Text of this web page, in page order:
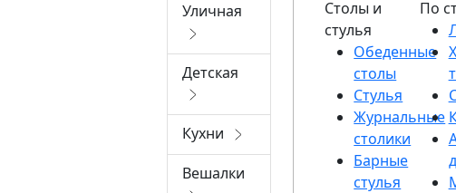
Уличная
Детская
Кухни
Вешалки
Обеденные
столы
Стулья
Журнальные
столики
Барные
стулья